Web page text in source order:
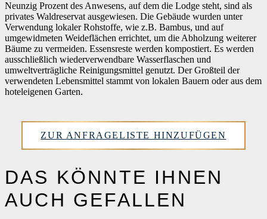
Neunzig Prozent des Anwesens, auf dem die Lodge steht, sind als
privates Waldreservat ausgewiesen. Die Gebäude wurden unter
Verwendung lokaler Rohstoffe, wie z.B. Bambus, und auf
umgewidmeten Weideflächen errichtet, um die Abholzung weiterer
Bäume zu vermeiden. Essensreste werden kompostiert. Es werden
ausschließlich wiederverwendbare Wasserflaschen und
umweltverträgliche Reinigungsmittel genutzt. Der Großteil der
verwendeten Lebensmittel stammt von lokalen Bauern oder aus dem
hoteleigenen Garten.
ZUR ANFRAGELISTE HINZUFÜGEN
DAS KÖNNTE IHNEN
AUCH GEFALLEN